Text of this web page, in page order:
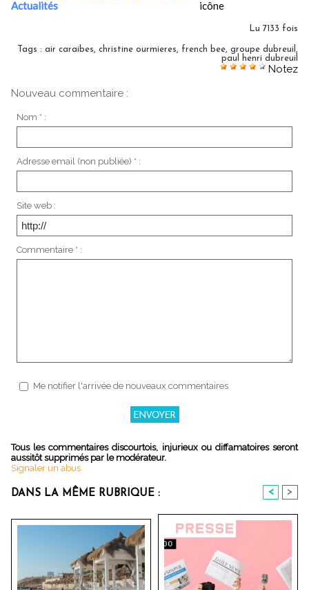
Actualités
Lu 7133 fois
Tags : air caraibes, christine ourmieres, french bee, groupe dubreuil ,
paul henri dubreuil
Notez
Nouveau commentaire :
Nom * :
Adresse email (non publiée) * :
Site web :
Commentaire * :
Me notifier l'arrivée de nouveaux commentaires
Tous les commentaires discourtois, injurieux ou diffamatoires seront
aussitôt supprimés par le modérateur.
Signaler un abus
DANS LA MÊME RUBRIQUE : < >